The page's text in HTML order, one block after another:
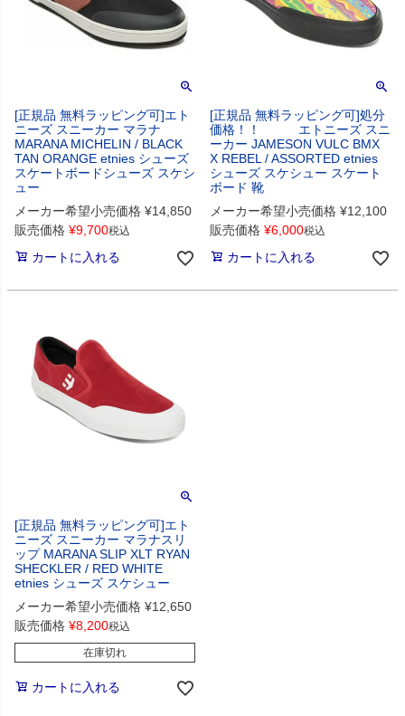
[正規品 無料ラッピング可]エト
ニーズ スニーカー マラナ
MARANA MICHELIN / BLACK
TAN ORANGE etnies シューズ
スケートボードシューズ スケシ
ュー
メーカー希望小売価格 ¥14,850
販売価格 ¥9,700税込
カートに入れる
[正規品 無料ラッピング可]処分
価格！！ エトニーズ スニ
ーカー JAMESON VULC BMX
X REBEL / ASSORTED etnies
シューズ スケシュー スケート
ボード 靴
メーカー希望小売価格 ¥12,100
販売価格 ¥6,000税込
カートに入れる
[正規品 無料ラッピング可]エト
ニーズ スニーカー マラナスリ
ップ MARANA SLIP XLT RYAN
SHECKLER / RED WHITE
etnies シューズ スケシュー
メーカー希望小売価格 ¥12,650
販売価格 ¥8,200税込
在庫切れ
カートに入れる